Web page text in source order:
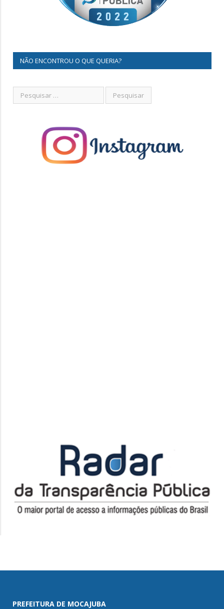
NÃO ENCONTROU O QUE QUERIA?
PREFEITURA DE MOCAJUBA